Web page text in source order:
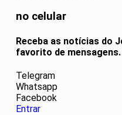
no celular
Receba as notícias do
favorito de mensagens.
Telegram
Whatsapp
Facebook
Entrar